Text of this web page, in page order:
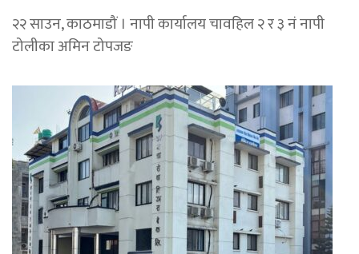
२२ साउन, काठमाडौं । नापी कार्यालय चावहिल २ र ३ नं नापी
टोलीका अमिन टोपजङ